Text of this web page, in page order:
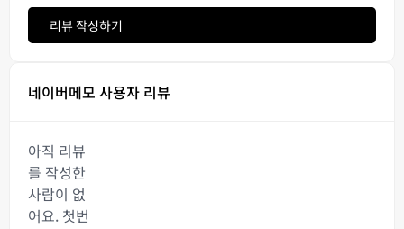
리뷰 작성하기
네이버메모 사용자 리뷰
아직 리뷰
를 작성한
사람이 없
어요. 첫번